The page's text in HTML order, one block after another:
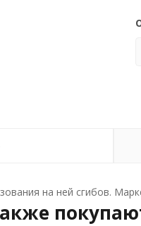
на ней сгибов.